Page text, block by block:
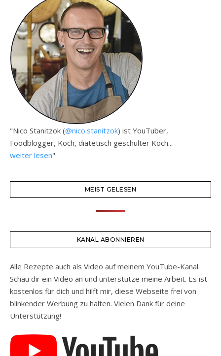
"Nico Stanitzok (@nico.stanitzok) ist YouTuber,
Foodblogger, Koch, diätetisch geschulter Koch...
weiter lesen"
MEIST GELESEN
KANAL ABONNIEREN
Alle Rezepte auch als Video auf meinem YouTube-Kanal.
Schau dir ein Video an und unterstütze meine Arbeit. Es ist
kostenlos für dich und hilft mir, diese Webseite frei von
blinkender Werbung zu halten. Vielen Dank für deine
Unterstützung!